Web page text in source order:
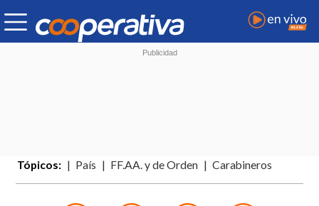
Tópicos: País FF.AA. y de Orden Carabineros